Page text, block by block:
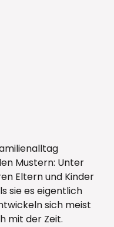
Mustern: Unter
Eltern und Kinder
sie es eigentlich
sich meist
mit der Zeit.